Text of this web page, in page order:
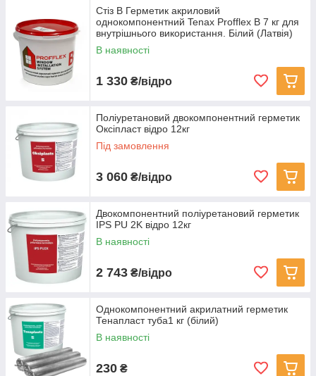
Стіз В Герметик акриловий
однокомпонентний Tenax Profflex B 7 кг для
внутрішнього використання. Білий (Латвія)
В наявності
1 330 ₴/відро
Поліуретановий двокомпонентний герметик
Оксіпласт відро 12кг
Під замовлення
3 060 ₴/відро
Двокомпонентний поліуретановий герметик
IPS PU 2K відро 12кг
В наявності
2 743 ₴/відро
Однокомпонентний акрилатний герметик
Тенапласт туба1 кг (білий)
В наявності
230 ₴